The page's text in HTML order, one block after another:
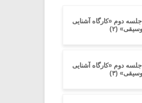
دوم «کارگاه آشنایی
(۲)
دوم «کارگاه آشنایی
(۳)